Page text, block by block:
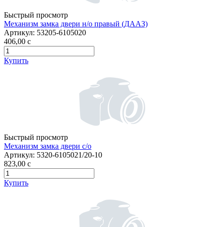
Быстрый просмотр
Механизм замка двери н/о правый (ДААЗ)
Артикул: 53205-6105020
406,00 c
Купить
Быстрый просмотр
Механизм замка двери с/о
Артикул: 5320-6105021/20-10
823,00 c
Купить